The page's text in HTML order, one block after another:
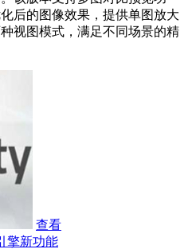
后的图像效果，提供单图放大
视图模式，满足不同场景的精
查看
擎新功能